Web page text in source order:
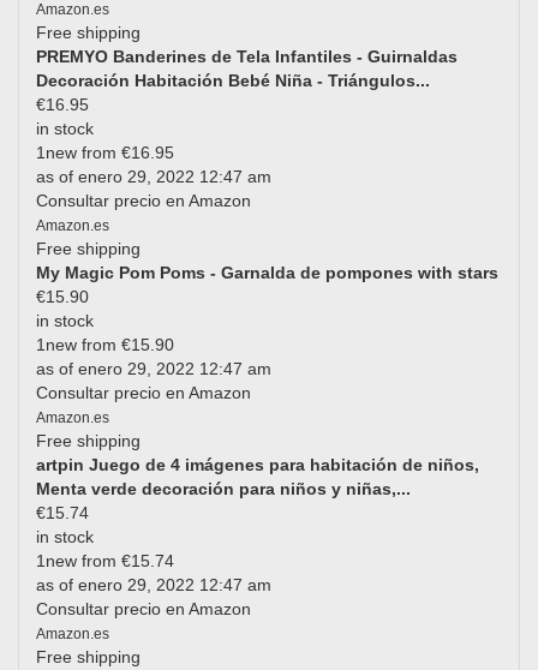
Amazon.es
Free shipping
PREMYO Banderines de Tela Infantiles - Guirnaldas
Decoración Habitación Bebé Niña - Triángulos...
€16.95
in stock
1new from €16.95
as of enero 29, 2022 12:47 am
Consultar precio en Amazon
Amazon.es
Free shipping
My Magic Pom Poms - Garnalda de pompones with stars
€15.90
in stock
1new from €15.90
as of enero 29, 2022 12:47 am
Consultar precio en Amazon
Amazon.es
Free shipping
artpin Juego de 4 imágenes para habitación de niños,
Menta verde decoración para niños y niñas,...
€15.74
in stock
1new from €15.74
as of enero 29, 2022 12:47 am
Consultar precio en Amazon
Amazon.es
Free shipping